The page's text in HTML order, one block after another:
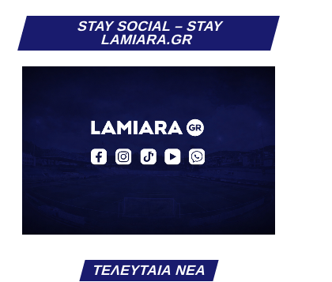
STAY SOCIAL – STAY
LAMIARA.GR
ΤΕΛΕΥΤΑΊΑ ΝΈΑ